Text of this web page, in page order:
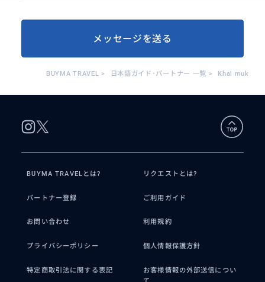
メッセージを送る
BUYMA TRAVEL > 日本語ガイド･パートナー 一覧 > Khai muk
BUYMA TRAVELとは? リクエストとは?
パートナー登録 ご利用ガイド
お問い合わせ 利用規約
プライバシーポリシー 個人情報保護方針
特定商取引法に関する表記
お客様情報の外部送信につい